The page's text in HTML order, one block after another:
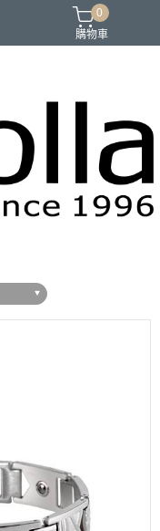
0
購物車